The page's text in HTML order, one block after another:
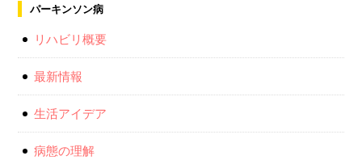
パーキンソン病
リハビリ概要
最新情報
生活アイデア
病態の理解